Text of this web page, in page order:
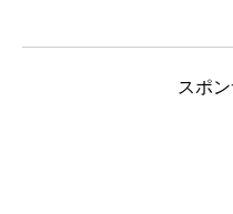
スポ